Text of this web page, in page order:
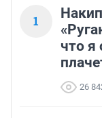
1
что я
26